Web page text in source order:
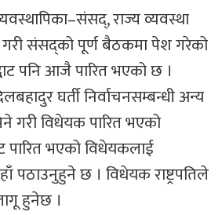
राज्य व्यवस्था
संसद्को पूर्ण बैठकमा पेश गरेको
पनि आजै पारित भएको छ ।
घर्ती निर्वाचनसम्बन्धी अन्य
गरी विधेयक पारित भएको
पारित भएको विधेयकलाई
पठाउनुहुने छ । विधेयक राष्ट्रपतिले
हुनेछ ।